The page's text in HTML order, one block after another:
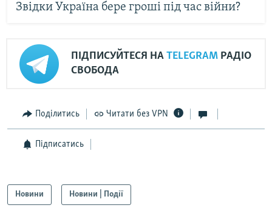
Звідки Україна бере гроші під час війни?
ПІДПИСУЙТЕСЯ НА TELEGRAM РАДІО
СВОБОДА
Поділитись Читати без VPN
Підписатись
Новини Новини | Події